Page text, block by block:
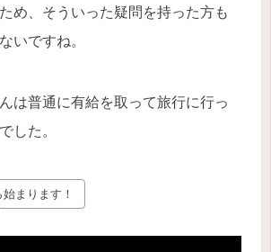
め、そういった疑問を持った方も
いですね。
は普通に有給を取って旅行に行っ
した。
まります！